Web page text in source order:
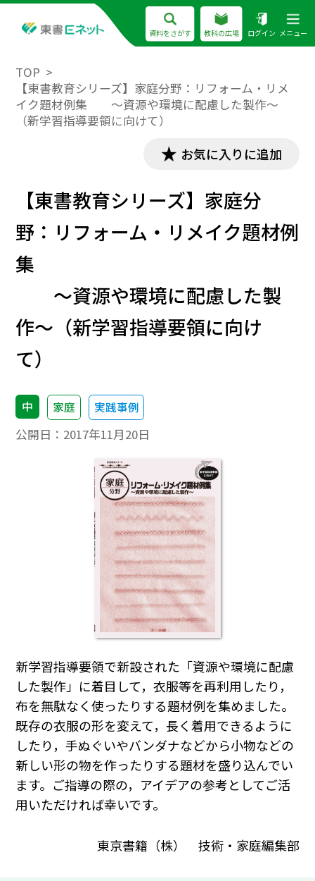
資料をさがす 教科の広場 ログイン メニュー
TOP
【東書教育シリーズ】家庭分野：リフォーム・リメ
イク題材例集 ～資源や環境に配慮した製作～
（新学習指導要領に向けて）
お気に入りに追加
【東書教育シリーズ】家庭分
野：リフォーム・リメイク題材例
集
～資源や環境に配慮した製
作～（新学習指導要領に向け
て）
中 家庭 実践事例
公開日： 2017年11月20日
新学習指導要領で新設された「資源や環境に配慮
した製作」に着目して，衣服等を再利用したり，
布を無駄なく使ったりする題材例を集めました。
既存の衣服の形を変えて，長く着用できるように
したり，手ぬぐいやバンダナなどから小物などの
新しい形の物を作ったりする題材を盛り込んでい
ます。ご指導の際の，アイデアの参考としてご活
用いただければ幸いです。
東京書籍（株） 技術・家庭編集部